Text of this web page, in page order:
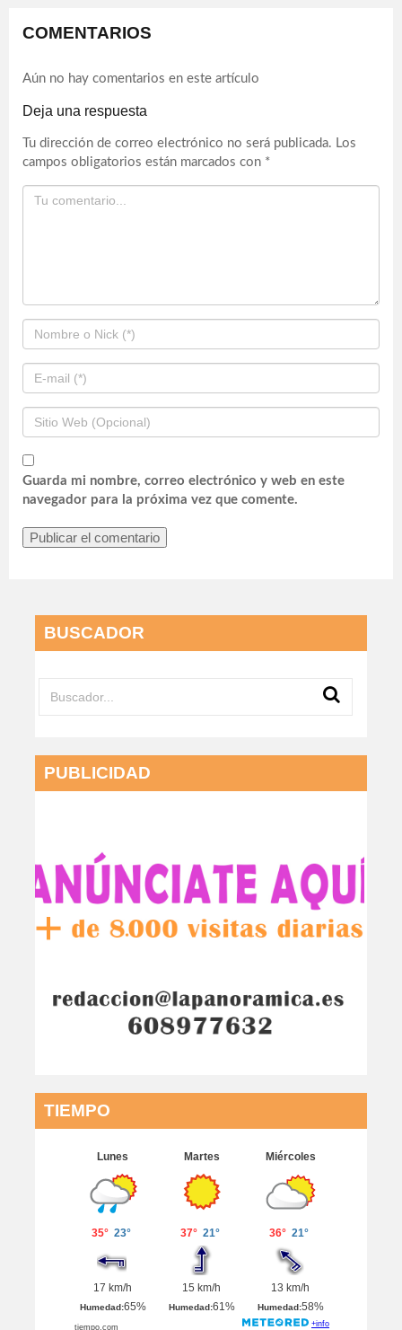
COMENTARIOS
Aún no hay comentarios en este artículo
Deja una respuesta
Tu dirección de correo electrónico no será publicada. Los
campos obligatorios están marcados con *
Guarda mi nombre, correo electrónico y web en este
navegador para la próxima vez que comente.
BUSCADOR
PUBLICIDAD
TIEMPO